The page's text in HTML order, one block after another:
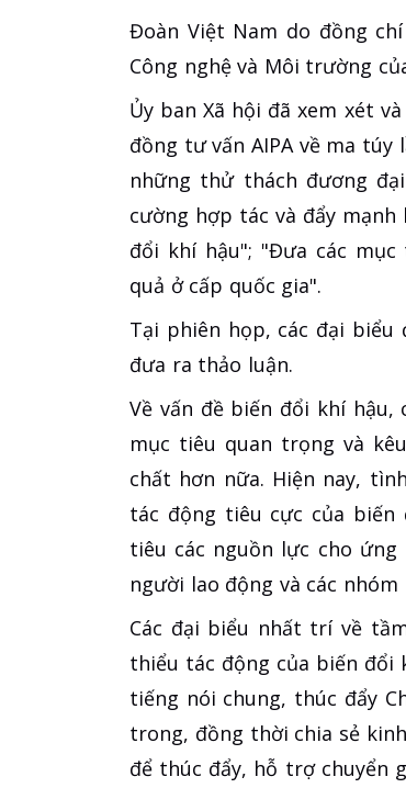
Đoàn Việt Nam do đồng
Công nghệ và Môi trường
Ủy ban Xã hội đã xem xét
đồng tư vấn AIPA về ma túy
những thử thách đương
cường hợp tác và đẩy
đổi khí hậu"; "Đưa các
quả ở cấp quốc gia".
Tại phiên họp, các đại biểu
đưa ra thảo luận.
Về vấn đề biến đổi khí
mục tiêu quan trọng và
chất hơn nữa. Hiện nay,
tác động tiêu cực của
tiêu các nguồn lực cho
người lao động và các
Các đại biểu nhất trí về
thiểu tác động của biến đổi
tiếng nói chung, thúc đẩy
trong, đồng thời chia sẻ
để thúc đẩy, hỗ trợ chuyển